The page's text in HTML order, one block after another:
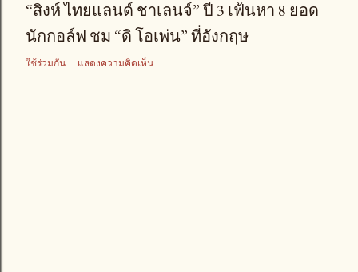
“สิงห์ ไทยแลนด์ ชาเลนจ์” ปี 3 เฟ้นหา 8 ยอด
นักกอล์ฟ ชม “ดิ โอเพ่น” ที่อังกฤษ
ใช้ร่วมกัน แสดงความคิดเห็น